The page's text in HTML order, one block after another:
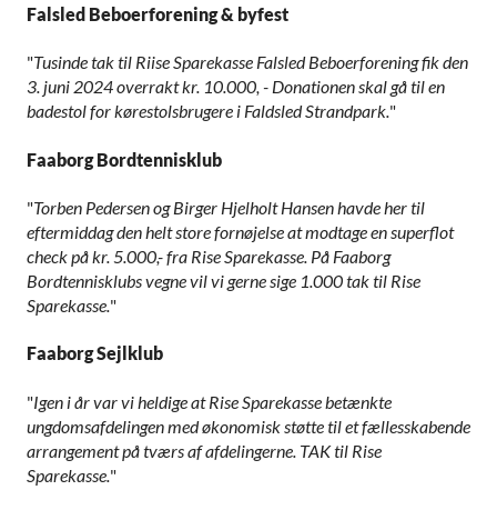
Falsled Beboerforening & byfest
"Tusinde tak til Riise Sparekasse Falsled Beboerforening fik den
3. juni 2024 overrakt kr. 10.000, - Donationen skal gå til en
badestol for kørestolsbrugere i Faldsled Strandpark."
Faaborg Bordtennisklub
"Torben Pedersen og Birger Hjelholt Hansen havde her til
eftermiddag den helt store fornøjelse at modtage en superflot
check på kr. 5.000,- fra Rise Sparekasse. På Faaborg
Bordtennisklubs vegne vil vi gerne sige 1.000 tak til Rise
Sparekasse."
Faaborg Sejlklub
"Igen i år var vi heldige at Rise Sparekasse betænkte
ungdomsafdelingen med økonomisk støtte til et fællesskabende
arrangement på tværs af afdelingerne. TAK til Rise
Sparekasse. "